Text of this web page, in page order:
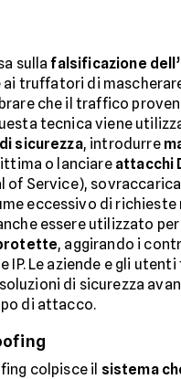
sullafalsificazione
ai truffatori di
che il traffico
tecnica viene
sicurezza, introdurre
o lanciare attacchi
of Service),
eccessivo di richieste
essere utilizzato per
, aggirando i
IP. Le aziende e gli utenti
di sicurezza
di attacco.
colpisce il sistema